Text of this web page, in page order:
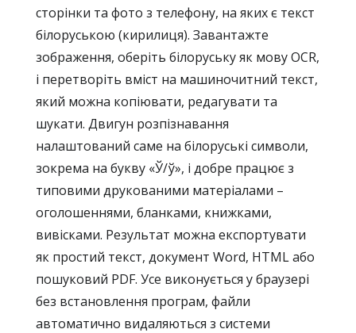
сторінки та фото з телефону, на яких є текст
білоруською (кирилиця). Завантажте
зображення, оберіть білоруську як мову OCR,
і перетворіть вміст на машиночитний текст,
який можна копіювати, редагувати та
шукати. Двигун розпізнавання
налаштований саме на білоруські символи,
зокрема на букву «Ў/ў», і добре працює з
типовими друкованими матеріалами –
оголошеннями, бланками, книжками,
вивісками. Результат можна експортувати
як простий текст, документ Word, HTML або
пошуковий PDF. Усе виконується у браузері
без встановлення програм, файли
автоматично видаляються з системи